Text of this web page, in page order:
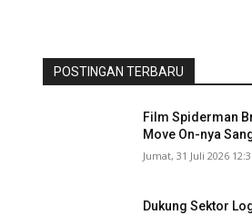
POSTINGAN TERBARU
Film Spiderman
Move On-nya
Jumat, 31 Juli 2026
Dukung Sektor